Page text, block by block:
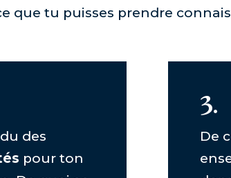
que tu puisses prendre
des
pour ton
3.
De